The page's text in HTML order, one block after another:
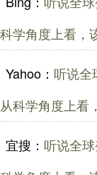
科学角度上看，
Yahoo： 听说全
从科学角度上看
宜搜： 听说全